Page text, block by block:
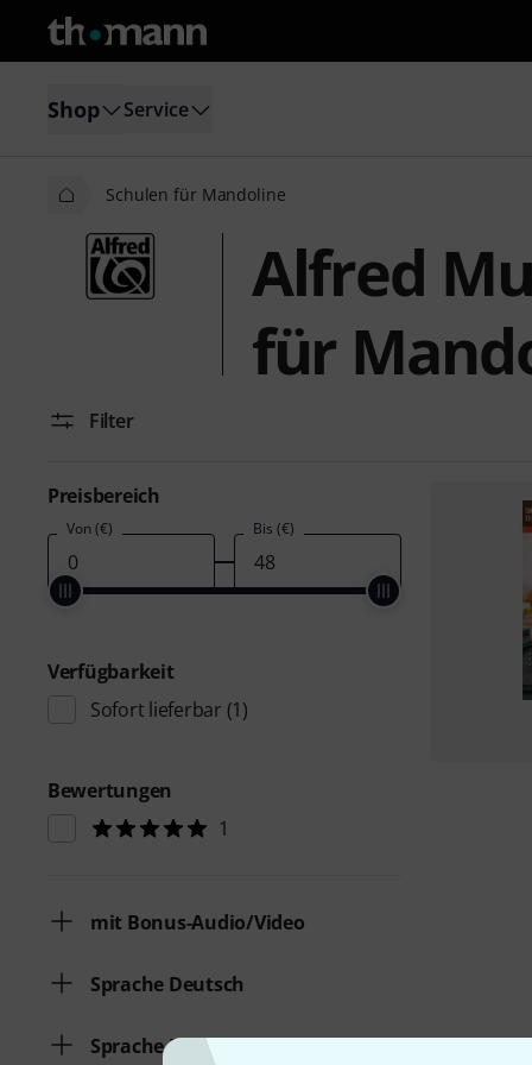
Shop Service
Schulen für Mandoline
Alfred
für
Filter
Preisbereich
Von (€) Bis (€)
Verfügbarkeit
Sofort lieferbar (1)
Bewertungen
1
mit Bonus-Audio/Video
Sprache Deutsch
Sprache Englisch